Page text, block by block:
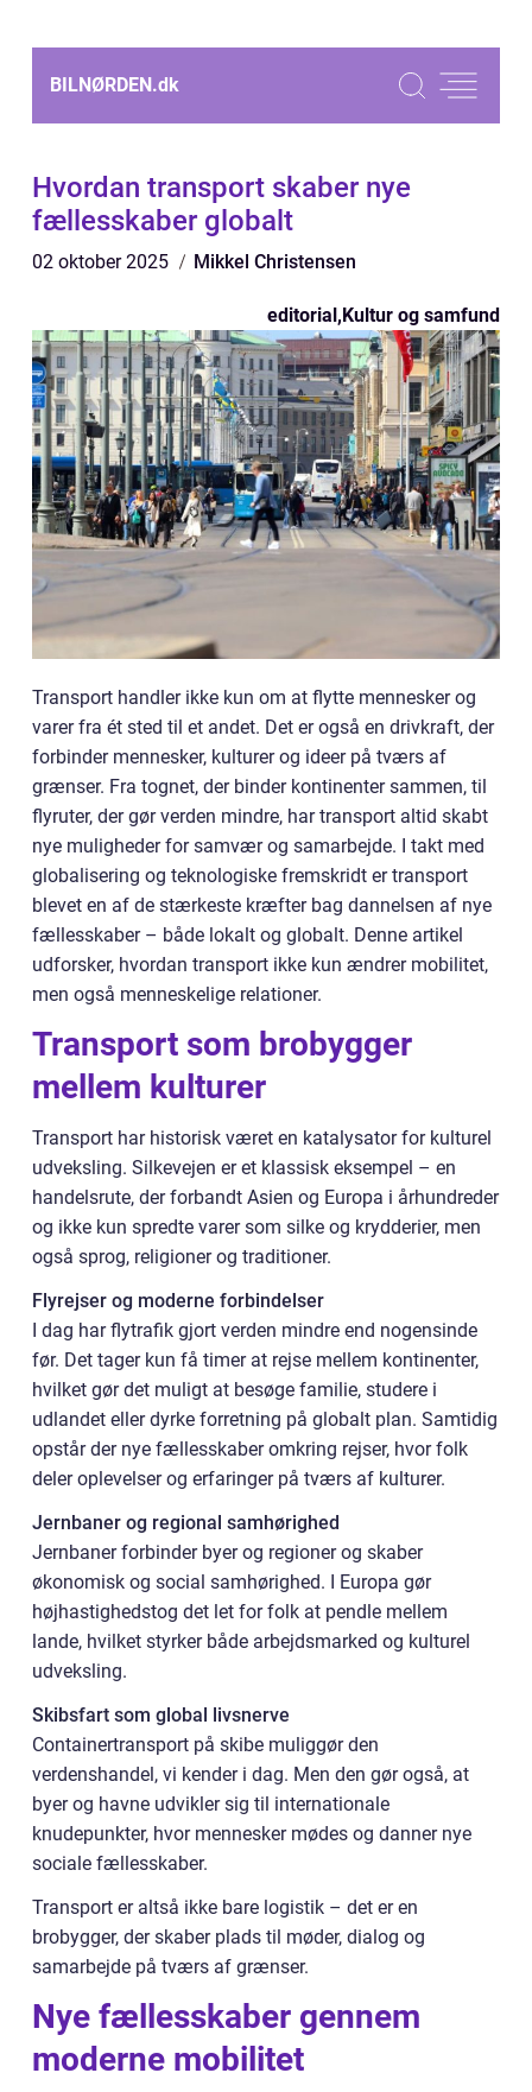
BILNØRDEN.dk
Hvordan transport skaber nye
fællesskaber globalt
02 oktober 2025 Mikkel Christensen
editorial,Kultur og samfund
Transport handler ikke kun om at flytte mennesker og
varer fra ét sted til et andet. Det er også en drivkraft, der
forbinder mennesker, kulturer og ideer på tværs af
grænser. Fra tognet, der binder kontinenter sammen, til
flyruter, der gør verden mindre, har transport altid skabt
nye muligheder for samvær og samarbejde. I takt med
globalisering og teknologiske fremskridt er transport
blevet en af de stærkeste kræfter bag dannelsen af nye
fællesskaber – både lokalt og globalt. Denne artikel
udforsker, hvordan transport ikke kun ændrer mobilitet,
men også menneskelige relationer.
Transport som brobygger
mellem kulturer
Transport har historisk været en katalysator for kulturel
udveksling. Silkevejen er et klassisk eksempel – en
handelsrute, der forbandt Asien og Europa i århundreder
og ikke kun spredte varer som silke og krydderier, men
også sprog, religioner og traditioner.
Flyrejser og moderne forbindelser
I dag har flytrafik gjort verden mindre end nogensinde
før. Det tager kun få timer at rejse mellem kontinenter,
hvilket gør det muligt at besøge familie, studere i
udlandet eller dyrke forretning på globalt plan. Samtidig
opstår der nye fællesskaber omkring rejser, hvor folk
deler oplevelser og erfaringer på tværs af kulturer.
Jernbaner og regional samhørighed
Jernbaner forbinder byer og regioner og skaber
økonomisk og social samhørighed. I Europa gør
højhastighedstog det let for folk at pendle mellem
lande, hvilket styrker både arbejdsmarked og kulturel
udveksling.
Skibsfart som global livsnerve
Containertransport på skibe muliggør den
verdenshandel, vi kender i dag. Men den gør også, at
byer og havne udvikler sig til internationale
knudepunkter, hvor mennesker mødes og danner nye
sociale fællesskaber.
Transport er altså ikke bare logistik – det er en
brobygger, der skaber plads til møder, dialog og
samarbejde på tværs af grænser.
Nye fællesskaber gennem
moderne mobilitet